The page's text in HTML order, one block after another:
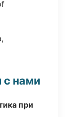
нами
при